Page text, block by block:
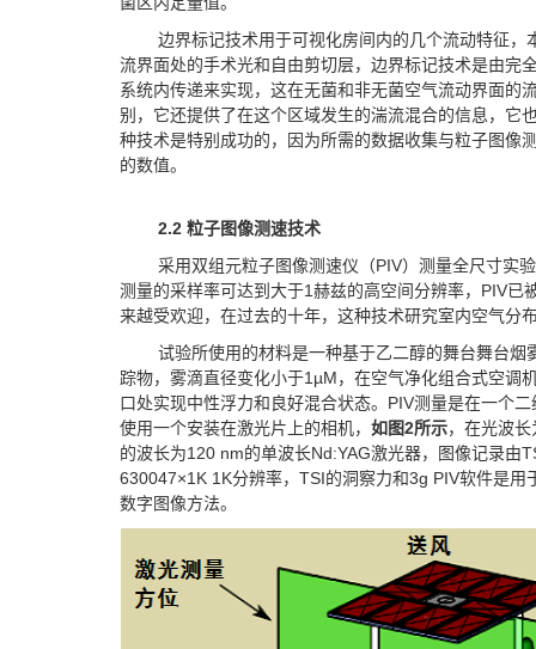
边界标记技术用于可视化房间内的几个流动特征，
流界面处的手术光和自由剪切层，边界标记技术是由完
系统内传递来实现，这在无菌和非无菌空气流动界面的
别，它还提供了在这个区域发生的湍流混合的信息，它
种技术是特别成功的，因为所需的数据收集与粒子图像
的数值。
2.2 粒子图像测速技术
采用双组元粒子图像测速仪（PIV）测量全尺寸实
测量的采样率可达到大于1赫兹的高空间分辨率，PIV已
来越受欢迎，在过去的十年，这种技术研究室内空气分
试验所使用的材料是一种基于乙二醇的舞台舞台烟
踪物，雾滴直径变化小于1µM，在空气净化组合式空调
口处实现中性浮力和良好混合状态。PIV测量是在一个
使用一个安装在激光片上的相机， 如图2所示，在光波
的波长为120 nm的单波长Nd:YAG激光器，图像记录由
630047×1K 1K分辨率，TSI的洞察力和3g PIV软件是用
数字图像方法。